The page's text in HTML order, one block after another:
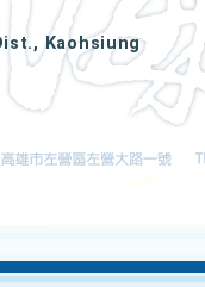
Kaohsiung